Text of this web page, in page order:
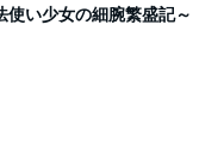
使い少女の細腕繁盛記～